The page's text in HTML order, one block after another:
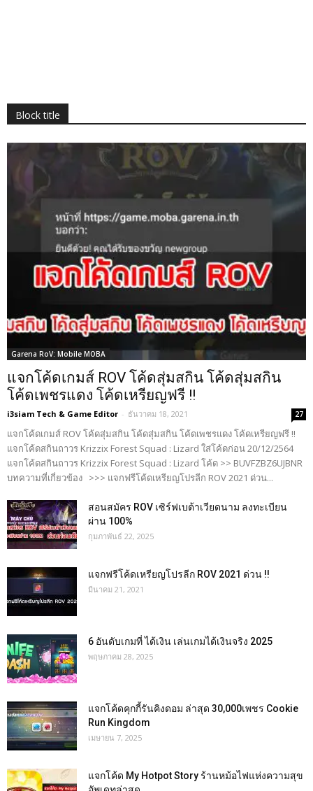
Block title
Garena RoV: Mobile MOBA
แจกโค้ดเกมส์ ROV โค้ดสุ่มสกิน โค้ดสุ่มสกิน
โค้ดเพชรแดง โค้ดเหรียญฟรี !!
i3siam Tech & Game Editor - ธันวาคม 18, 2021 27
แจกโค้ดเกมส์ ROV โค้ดสุ่มสกิน โค้ดสุ่มสกิน โค้ดเพชรแดง โค้ดเหรียญฟรี !!
แจกโค้ดสกินถาวร Krizzix Forest Squad : Lizard ใส่โค้ดก่อน 20/12/2564
แจกโค้ดสกินถาวร Krizzix Forest Squad : Lizard โค้ด >> BUVFZBZ6UJBNR
บทความที่เกี่ยวข้อง >>> แจกฟรีโค้ดเหรียญโปรลีก ROV 2021 ด่วน...
สอนสมัคร ROV เซิร์ฟเบต้าเวียดนาม ลงทะเบียน
ผ่าน 100%
กุมภาพันธ์ 22, 2025
แจกฟรีโค้ดเหรียญโปรลีก ROV 2021 ด่วน !!
มีนาคม 21, 2021
6 อันดับเกมที่ ได้เงิน เล่นเกมได้เงินจริง 2025
พฤษภาคม 28, 2025
แจกโค้ดคุกกี้รันคิงดอม ล่าสุด 30,000เพชร Cookie
Run Kingdom
เมษายน 7, 2025
แจกโค้ด My Hotpot Story ร้านหม้อไฟแห่งความสุข